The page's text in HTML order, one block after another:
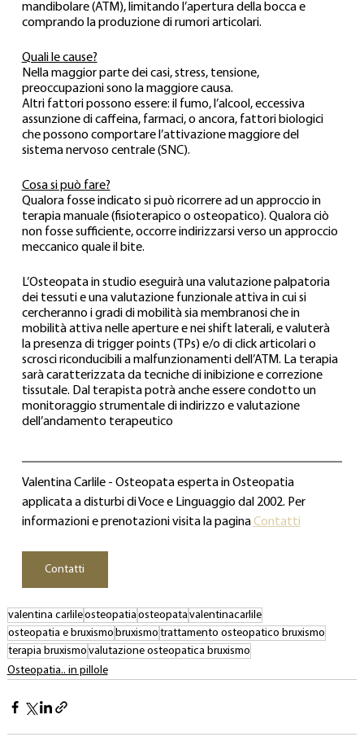
mandibolare (ATM), limitando l’apertura della bocca e
comprando la produzione di rumori articolari.
Quali le cause?
Nella maggior parte dei casi, stress, tensione,
preoccupazioni sono la maggiore causa.
Altri fattori possono essere: il fumo, l’alcool, eccessiva
assunzione di caffeina, farmaci, o ancora, fattori biologici
che possono comportare l’attivazione maggiore del
sistema nervoso centrale (SNC).
Cosa si può fare?
Qualora fosse indicato si può ricorrere ad un approccio in
terapia manuale (fisioterapico o osteopatico). Qualora ciò
non fosse sufficiente, occorre indirizzarsi verso un approccio
meccanico quale il bite.
L’Osteopata in studio eseguirà una valutazione palpatoria
dei tessuti e una valutazione funzionale attiva in cui si
cercheranno i gradi di mobilità sia membranosi che in
mobilità attiva nelle aperture e nei shift laterali, e valuterà
la presenza di trigger points (TPs) e/o di click articolari o
scrosci riconducibili a malfunzionamenti dell’ATM. La terapia
sarà caratterizzata da tecniche di inibizione e correzione
tissutale. Dal terapista potrà anche essere condotto un
monitoraggio strumentale di indirizzo e valutazione
dell’andamento terapeutico
Valentina Carlile - Osteopata esperta in Osteopatia
applicata a disturbi di Voce e Linguaggio dal 2002. Per
informazioni e prenotazioni visita la pagina Contatti
Contatti
valentina carlileosteopatia osteopata valentinacarlile
osteopatia e bruxismo bruxismo trattamento osteopatico bruxismo
terapia bruxismo valutazione osteopatica bruxismo
Osteopatia.. in pillole